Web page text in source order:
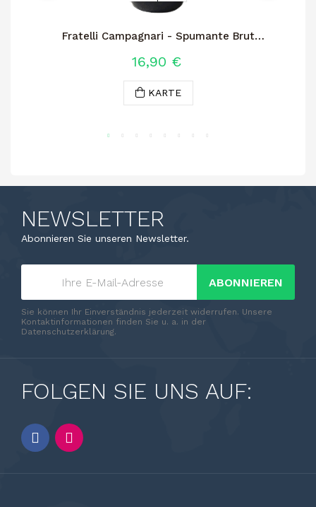
Fratelli Campagnari - Spumante Brut
16,90 €
KARTE
NEWSLETTER
Abonnieren Sie unseren Newsletter.
ABONNIEREN
Sie können Ihr Einverständnis jederzeit widerrufen. Unsere
Kontaktinformationen finden Sie u. a. in der
Datenschutzerklärung.
FOLGEN SIE UNS AUF: